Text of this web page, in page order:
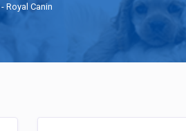
- Royal Canin